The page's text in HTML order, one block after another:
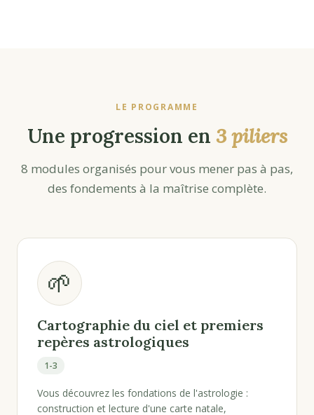
LE PROGRAMME
Une progression en 3 piliers
8 modules organisés pour vous mener pas à pas,
des fondements à la maîtrise complète.
🌱
Cartographie du ciel et premiers
repères astrologiques
1-3
Vous découvrez les fondations de l'astrologie :
construction et lecture d'une carte natale,